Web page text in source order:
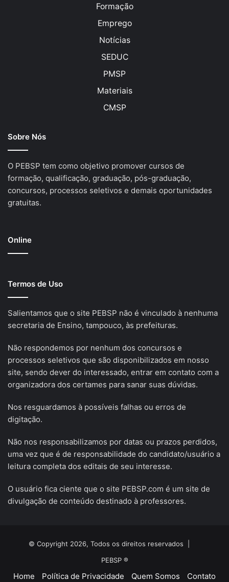
Formação
Emprego
Notícias
SEDUC
PMSP
Materiais
CMSP
Sobre Nós
O PEBSP tem como objetivo promover cursos de
formação, qualificação, graduação, pós-graduação,
concursos, processos seletivos e demais oportunidades
gratuitas.
Online
Termos de Uso
Salientamos que o site PEBSP não é vinculado à nenhuma
secretaria de Ensino, tampouco, às prefeituras.
Não respondemos por nenhum dos concursos e
processos seletivos que são disponibilizados em nosso
site, sendo dever do interessado, entrar em contato com a
organizadora dos certames para sanar suas dúvidas.
Nos resguardamos à possíveis falhas ou erros de
digitação.
Não nos responsabilizamos por datas ou prazos perdidos,
uma vez que é de responsabilidade do candidato/usuário a
leitura completa dos editais de seu interesse.
O usuário fica ciente que o site PEBSP.com é um site de
divulgação de conteúdo destinado à professores.
© Copyright 2026, Todos os direitos reservados |
PEBSP ®
Home Política de Privacidade Quem Somos Contato